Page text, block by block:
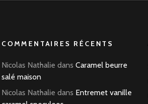
COMMENTAIRES RÉCENTS
Nicolas Nathalie dans Caramel beurre
salé maison
Nicolas Nathalie dans Entremet vanille